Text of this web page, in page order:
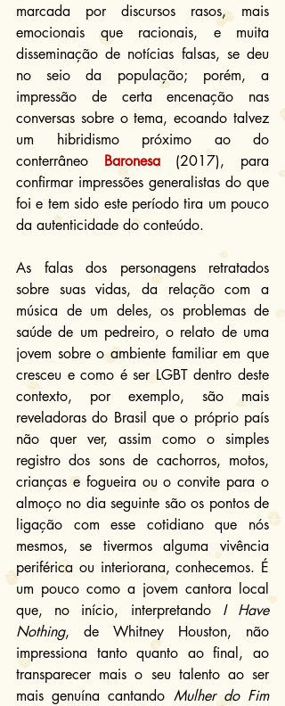
marcada por discursos rasos, mais
emocionais que racionais, e muita
disseminação de notícias falsas, se deu
no seio da população; porém, a
impressão de certa encenação nas
conversas sobre o tema, ecoando talvez
um hibridismo próximo ao do
conterrâneo Baronesa (2017), para
confirmar impressões generalistas do que
foi e tem sido este período tira um pouco
da autenticidade do conteúdo.
As falas dos personagens retratados
sobre suas vidas, da relação com a
música de um deles, os problemas de
saúde de um pedreiro, o relato de uma
jovem sobre o ambiente familiar em que
cresceu e como é ser LGBT dentro deste
contexto, por exemplo, são mais
reveladoras do Brasil que o próprio país
não quer ver, assim como o simples
registro dos sons de cachorros, motos,
crianças e fogueira ou o convite para o
almoço no dia seguinte são os pontos de
ligação com esse cotidiano que nós
mesmos, se tivermos alguma vivência
periférica ou interiorana, conhecemos. É
um pouco como a jovem cantora local
que, no início, interpretando I Have
Nothing, de Whitney Houston, não
impressiona tanto quanto ao final, ao
transparecer mais o seu talento ao ser
mais genuína cantando Mulher do Fim